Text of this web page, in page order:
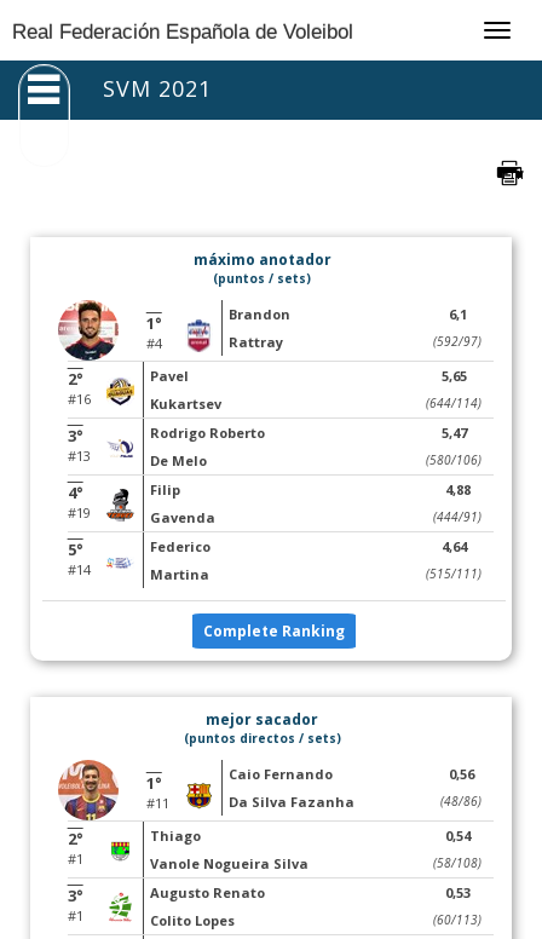
Real Federación Española de Voleibol
SVM 2021
máximo anotador
(puntos / sets)
1°
#4
Brandon
Rattray
6,1
(592/97)
2°
#16
Pavel
Kukartsev
5,65
(644/114)
3°
#13
Rodrigo Roberto
De Melo
5,47
(580/106)
4°
#19
Filip
Gavenda
4,88
(444/91)
5°
#14
Federico
Martina
4,64
(515/111)
Complete Ranking
mejor sacador
(puntos directos / sets)
1°
#11
Caio Fernando
Da Silva Fazanha
0,56
(48/86)
2°
#1
Thiago
Vanole Nogueira Silva
0,54
(58/108)
3°
#1
Augusto Renato
Colito Lopes
0,53
(60/113)